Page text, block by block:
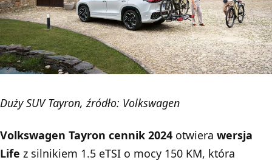
Duży SUV Tayron, źródło: Volkswagen
Volkswagen Tayron cennik 2024 otwiera wersja
Life z silnikiem 1.5 eTSI o mocy 150 KM, która